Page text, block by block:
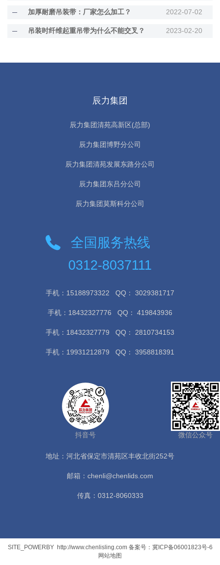
加厚耐磨吊装带：厂家怎么加工？ 2022-07-02
吊装时纤维起重吊带为什么不能交叉？ 2023-02-20
辰力集团
辰力集团清苑高新区(总部)
辰力集团博野分公司
辰力集团清苑发展东路分公司
辰力集团东吕分公司
辰力集团莫斯科分公司
全国服务热线
0312-8037111
手机：15188973322 QQ： 3029381717
手机：18432327776 QQ： 419843936
手机：18432327779 QQ： 2810734153
手机：19931212879 QQ： 3958818391
抖音号 微信公众号
地址：河北省保定市清苑区丰收北街252号
邮箱：chenli@chenlids.com
传真：0312-8060333
SITE_POWERBY http://www.chenlisling.com 备案号：冀ICP备06001823号-6
网站地图